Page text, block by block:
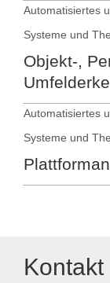
Objekt-,
Kontakt